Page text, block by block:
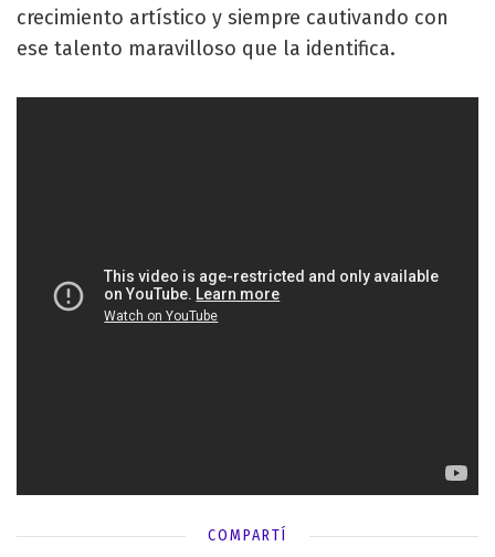
crecimiento artístico y siempre cautivando con
ese talento maravilloso que la identifica.
COMPARTÍ